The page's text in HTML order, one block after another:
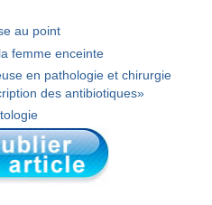
au point
femme enceinte
en pathologie et chirurgie
des antibiotiques»